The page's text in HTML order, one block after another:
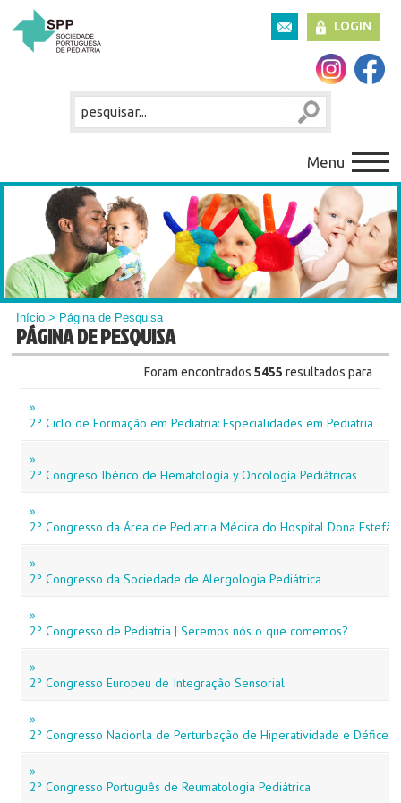
LOGIN
Menu
Início > Página de Pesquisa
PÁGINA DE PESQUISA
Foram encontrados 5455resultados para
»
2º Ciclo de Formação em Pediatria: Especialidades em Pediatria
»
2º Congreso Ibérico de Hematología y Oncología Pediátricas
»
2º Congresso da Área de Pediatria Médica do Hospital Dona
»
2º Congresso da Sociedade de Alergologia Pediátrica
»
2º Congresso de Pediatria | Seremos nós o que comemos?
»
2º Congresso Europeu de Integração Sensorial
»
2º Congresso Nacionla de Perturbação de Hiperatividade e Défice
»
2º Congresso Português de Reumatologia Pediátrica